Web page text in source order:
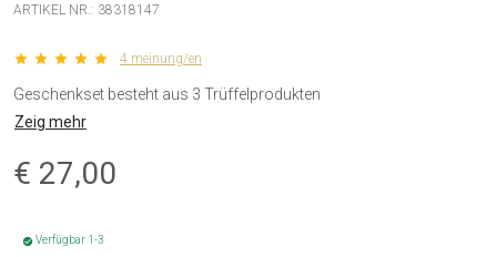
ARTIKEL NR.: 38318147
star star star star star 4 meinung/en
Geschenkset besteht aus 3 Trüffelprodukten
Zeig mehr
€ 27,00
check_circle Verfügbar 1-3